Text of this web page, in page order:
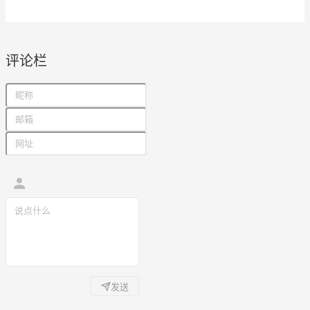
评论栏
发送